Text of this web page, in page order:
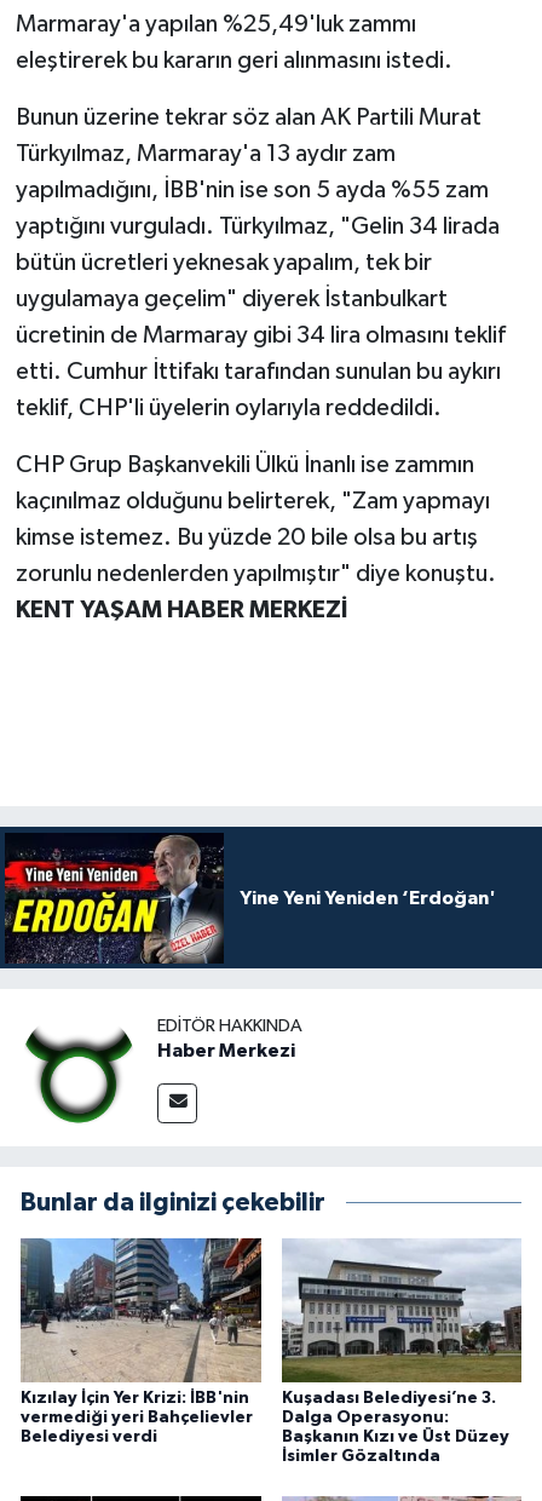
Marmaray'a yapılan %25,49'luk zammı
eleştirerek bu kararın geri alınmasını istedi.
Bunun üzerine tekrar söz alan AK Partili Murat
Türkyılmaz, Marmaray'a 13 aydır zam
yapılmadığını, İBB'nin ise son 5 ayda %55 zam
yaptığını vurguladı. Türkyılmaz, "Gelin 34 lirada
bütün ücretleri yeknesak yapalım, tek bir
uygulamaya geçelim" diyerek İstanbulkart
ücretinin de Marmaray gibi 34 lira olmasını teklif
etti. Cumhur İttifakı tarafından sunulan bu aykırı
teklif, CHP'li üyelerin oylarıyla reddedildi.
CHP Grup Başkanvekili Ülkü İnanlı ise zammın
kaçınılmaz olduğunu belirterek, "Zam yapmayı
kimse istemez. Bu yüzde 20 bile olsa bu artış
zorunlu nedenlerden yapılmıştır" diye konuştu.
KENT YAŞAM HABER MERKEZİ
Yine Yeni Yeniden ‘Erdoğan'
EDITÖR HAKKINDA
Haber Merkezi
Bunlar da ilginizi çekebilir
Kızılay İçin Yer Krizi: İBB'nin
vermediği yeri Bahçelievler
Belediyesi verdi
Kuşadası Belediyesi’ne 3.
Dalga Operasyonu:
Başkanın Kızı ve Üst Düzey
İsimler Gözaltında